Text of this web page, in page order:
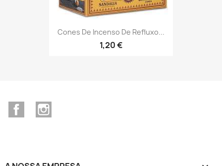
Cones De Incenso De Refluxo...
1,20 €
Facebook